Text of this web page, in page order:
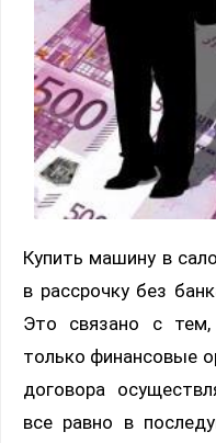
Купить машину в
в рассрочку без
Это связано с
только финансовые
договора
все равно в